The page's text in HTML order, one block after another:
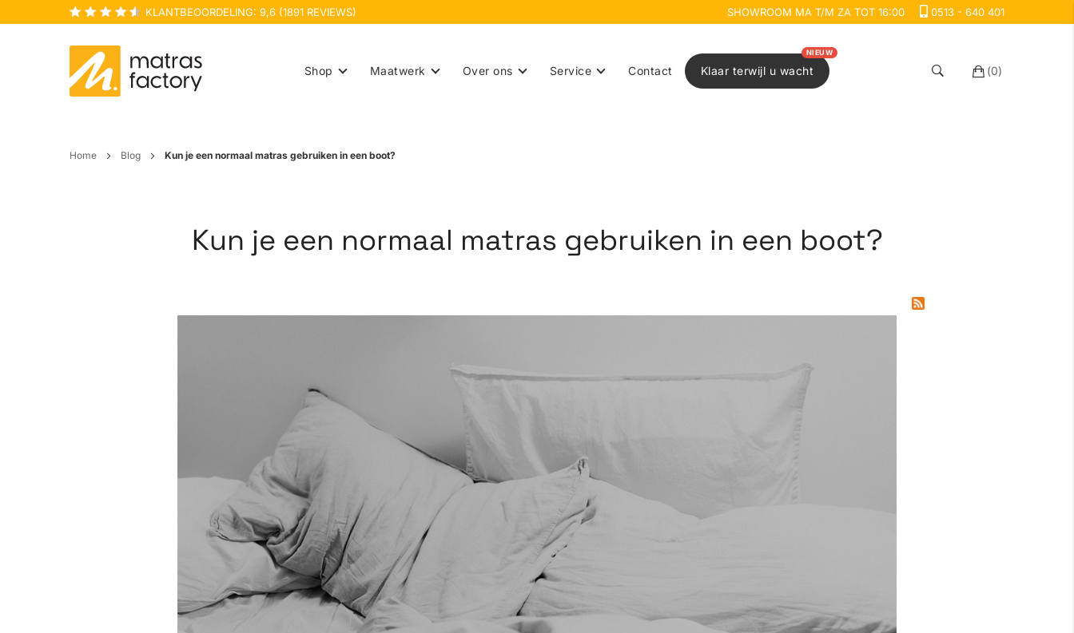
KLANTBEOORDELING: 9,6 (1891 REVIEWS) SHOWROOM MA T/M ZA TOT 16:00 0513 - 640 401
Shop Maatwerk Over ons Service Contact Klaar terwijl u wacht
NIEUW
(0)
Home Blog Kun je een normaal matras gebruiken in een boot?
Kun je een normaal matras gebruiken in een boot?